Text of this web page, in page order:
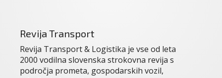
Revija Transport
Revija Transport & Logistika je vse od leta
2000 vodilna slovenska strokovna revija s
področja prometa, gospodarskih vozil,